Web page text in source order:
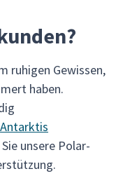
ruhigen Gewissen,
haben.
Antarktis
unsere Polar-